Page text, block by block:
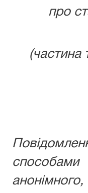
про
(частина